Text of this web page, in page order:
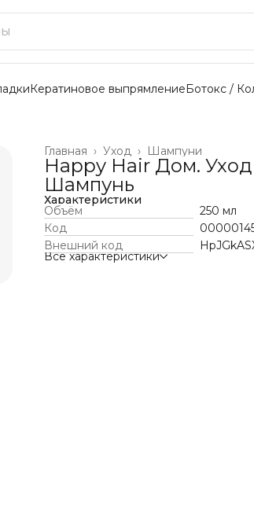
Кератиновое выпрямлениеБотокс /
Шампуни
Уход ›
Главная ›
Happy Hair Дом.
Шампунь
Характеристики
Объём
250 мл
Код
Внешний код
Все характеристики